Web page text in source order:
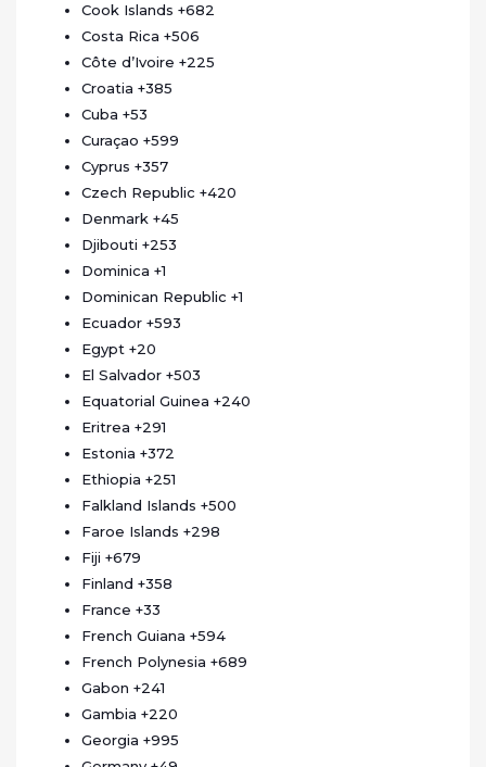
Cook Islands +682
Costa Rica +506
Côte d’Ivoire +225
Croatia +385
Cuba +53
Curaçao +599
Cyprus +357
Czech Republic +420
Denmark +45
Djibouti +253
Dominica +1
Dominican Republic +1
Ecuador +593
Egypt +20
El Salvador +503
Equatorial Guinea +240
Eritrea +291
Estonia +372
Ethiopia +251
Falkland Islands +500
Faroe Islands +298
Fiji +679
Finland +358
France +33
French Guiana +594
French Polynesia +689
Gabon +241
Gambia +220
Georgia +995